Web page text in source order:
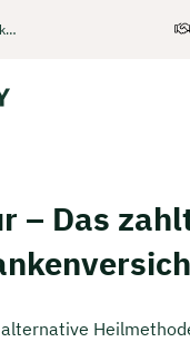
Akupunktur
– Das